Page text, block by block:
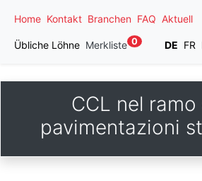
Home Kontakt Branchen FAQ Aktuell
Übliche Löhne Merkliste 0 DE FR
CCL nel ramo
pavimentazioni